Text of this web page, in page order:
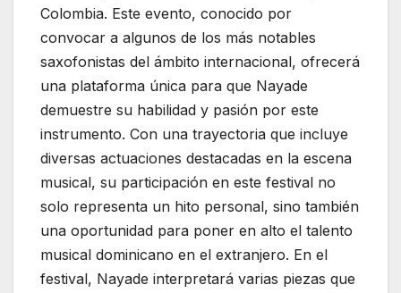
Colombia. Este evento, conocido por
convocar a algunos de los más notables
saxofonistas del ámbito internacional, ofrecerá
una plataforma única para que Nayade
demuestre su habilidad y pasión por este
instrumento. Con una trayectoria que incluye
diversas actuaciones destacadas en la escena
musical, su participación en este festival no
solo representa un hito personal, sino también
una oportunidad para poner en alto el talento
musical dominicano en el extranjero. En el
festival, Nayade interpretará varias piezas que